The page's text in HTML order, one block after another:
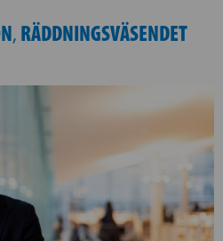
, RÄDDNINGSVÄSENDET